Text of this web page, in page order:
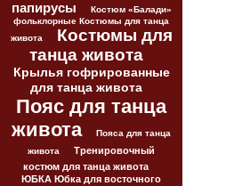
папирусы
Костюм «Балади»
фольклорные Костюмы для танца
живота
Костюмы для
танца живота
Крылья гофрированные
для танца живота
Пояс для танца
живота
Пояса для танца
живота
Тренировочный
костюм для танца живота
ЮБКА Юбка для восточного